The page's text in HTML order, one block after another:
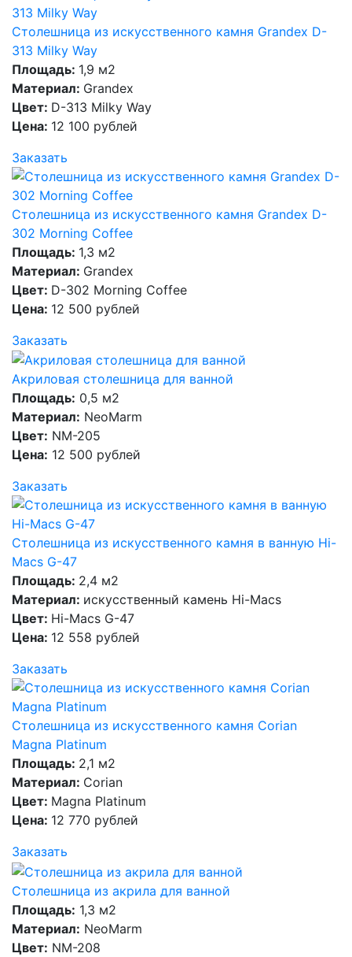
Столешница из искусственного камня Grandex D-
313 Milky Way
Площадь: 1,9 м2
Материал: Grandex
Цвет: D-313 Milky Way
Цена: 12 100 рублей
Заказать
Столешница из искусственного камня Grandex D-
302 Morning Coffee
Площадь: 1,3 м2
Материал: Grandex
Цвет: D-302 Morning Coffee
Цена: 12 500 рублей
Заказать
Акриловая столешница для ванной
Площадь: 0,5 м2
Материал: NeoMarm
Цвет: NM-205
Цена: 12 500 рублей
Заказать
Столешница из искусственного камня в ванную Hi-
Macs G-47
Площадь: 2,4 м2
Материал: искусственный камень Hi-Macs
Цвет: Hi-Macs G-47
Цена: 12 558 рублей
Заказать
Столешница из искусственного камня Corian
Magna Platinum
Площадь: 2,1 м2
Материал: Corian
Цвет: Magna Platinum
Цена: 12 770 рублей
Заказать
Столешница из акрила для ванной
Площадь: 1,3 м2
Материал: NeoMarm
Цвет: NM-208